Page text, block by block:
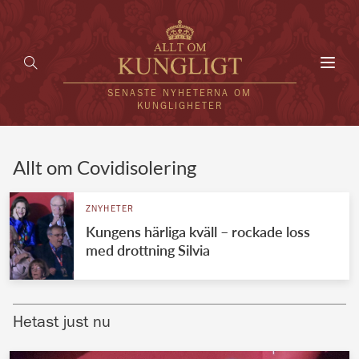
SENASTE NYHETERNA OM
KUNGLIGHETER
UTLÄNDSKT
VÄRLDENS KUNGAHUS
Brittiska kungahuset
Allt om Covidisolering
ZNYHETER
Kungens härliga kväll – rockade loss
med drottning Silvia
Hetast just nu